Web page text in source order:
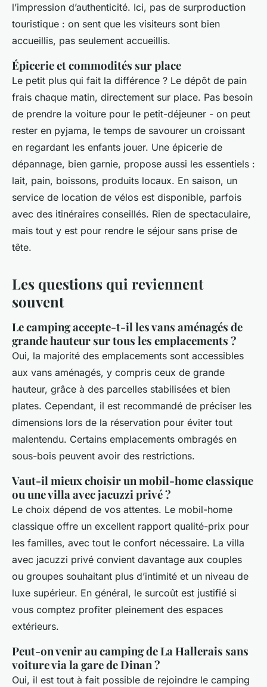
l’impression d’authenticité. Ici, pas de surproduction
touristique : on sent que les visiteurs sont bien
accueillis, pas seulement accueillis.
Épicerie et commodités sur place
Le petit plus qui fait la différence ? Le dépôt de pain
frais chaque matin, directement sur place. Pas besoin
de prendre la voiture pour le petit-déjeuner - on peut
rester en pyjama, le temps de savourer un croissant
en regardant les enfants jouer. Une épicerie de
dépannage, bien garnie, propose aussi les essentiels :
lait, pain, boissons, produits locaux. En saison, un
service de location de vélos est disponible, parfois
avec des itinéraires conseillés. Rien de spectaculaire,
mais tout y est pour rendre le séjour sans prise de
tête.
Les questions qui reviennent
souvent
Le camping accepte-t-il les vans aménagés de
grande hauteur sur tous les emplacements ?
Oui, la majorité des emplacements sont accessibles
aux vans aménagés, y compris ceux de grande
hauteur, grâce à des parcelles stabilisées et bien
plates. Cependant, il est recommandé de préciser les
dimensions lors de la réservation pour éviter tout
malentendu. Certains emplacements ombragés en
sous-bois peuvent avoir des restrictions.
Vaut-il mieux choisir un mobil-home classique
ou une villa avec jacuzzi privé ?
Le choix dépend de vos attentes. Le mobil-home
classique offre un excellent rapport qualité-prix pour
les familles, avec tout le confort nécessaire. La villa
avec jacuzzi privé convient davantage aux couples
ou groupes souhaitant plus d’intimité et un niveau de
luxe supérieur. En général, le surcoût est justifié si
vous comptez profiter pleinement des espaces
extérieurs.
Peut-on venir au camping de La Hallerais sans
voiture via la gare de Dinan ?
Oui, il est tout à fait possible de rejoindre le camping